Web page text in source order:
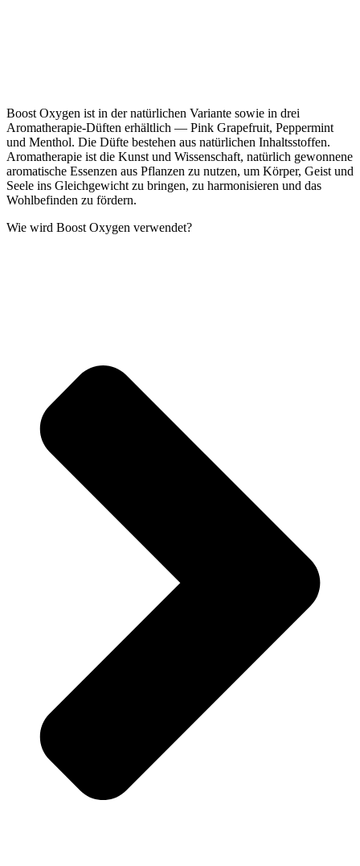
Boost Oxygen ist in der natürlichen Variante sowie in drei
Aromatherapie-Düften erhältlich — Pink Grapefruit, Peppermint
und Menthol. Die Düfte bestehen aus natürlichen Inhaltsstoffen.
Aromatherapie ist die Kunst und Wissenschaft, natürlich gewonnene
aromatische Essenzen aus Pflanzen zu nutzen, um Körper, Geist und
Seele ins Gleichgewicht zu bringen, zu harmonisieren und das
Wohlbefinden zu fördern.
Wie wird Boost Oxygen verwendet?